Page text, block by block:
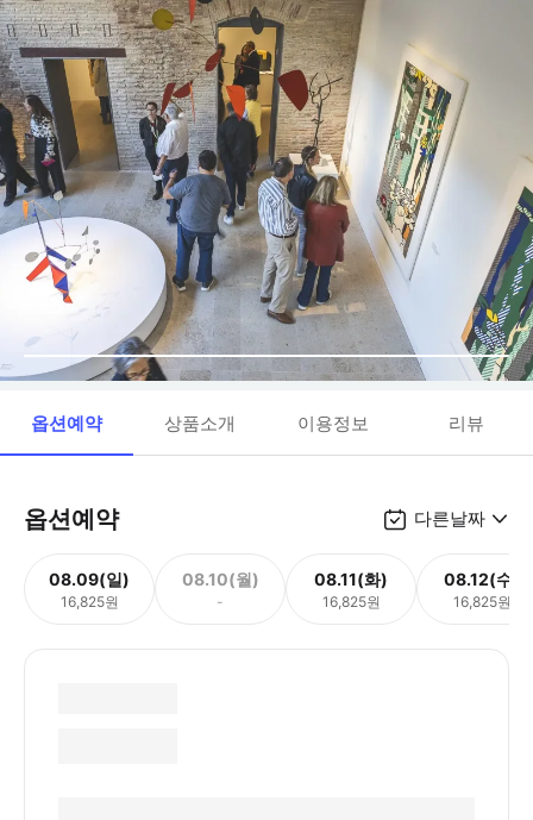
옵션예약 상품소개 이용정보 리뷰
옵션예약 다른날짜
08.09(일)
16,825원
08.10(월)
-
08.11(화)
16,825원
08.12(수)
16,825원